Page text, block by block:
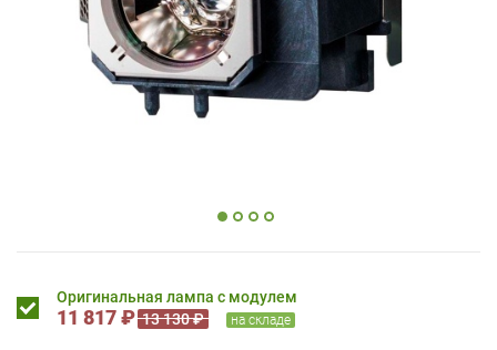
Оригинальная лампа с модулем
11 817 ₽ 13 130 ₽ на складе